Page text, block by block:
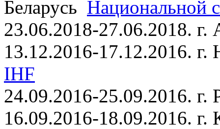
Беларусь Национальной
23.06.2018-27.06.2018.
13.12.2016-17.12.2016.
IHF
24.09.2016-25.09.2016. г.
16.09.2016-18.09.2016.